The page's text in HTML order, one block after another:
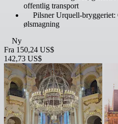
offentlig transport
Pilsner Urquell-
ølsmagning
Ny
Fra 150,24 US$
142,73 US$